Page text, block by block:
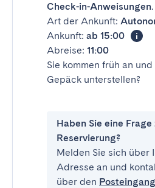
Check-in-Anweisungen.
Art der Ankunft:
Ankunft: ab 15:00
Abreise: 11:00
Sie kommen früh an
Gepäck unterstellen?
Haben Sie eine
Reservierung?
Melden Sie sich über
Adresse an und
über den Posteingang